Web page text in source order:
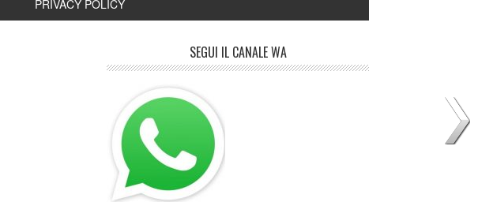
PRIVACY POLICY
SEGUI IL CANALE WA